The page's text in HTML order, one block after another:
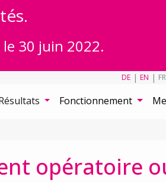
30 juin 2022.
DE | EN | FR
Fonctionnement
opératoire